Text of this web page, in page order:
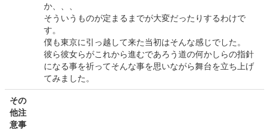
か、、、
そういうものが定まるまでが大変だったりするわけで
す。
僕も東京に引っ越して来た当初はそんな感じでした。
彼ら彼女らがこれから進むであろう道の何かしらの指針
になる事を祈ってそんな事を思いながら舞台を立ち上げ
てみました。
その
他注
意事